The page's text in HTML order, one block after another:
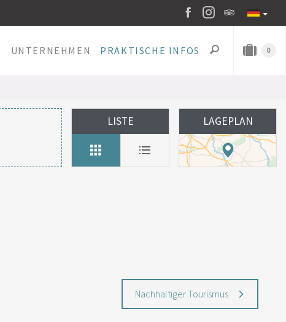
UNTERNEHMEN PRAKTISCHE INFOS 0
LISTE LAGEPLAN
Nachhaltiger Tourismus